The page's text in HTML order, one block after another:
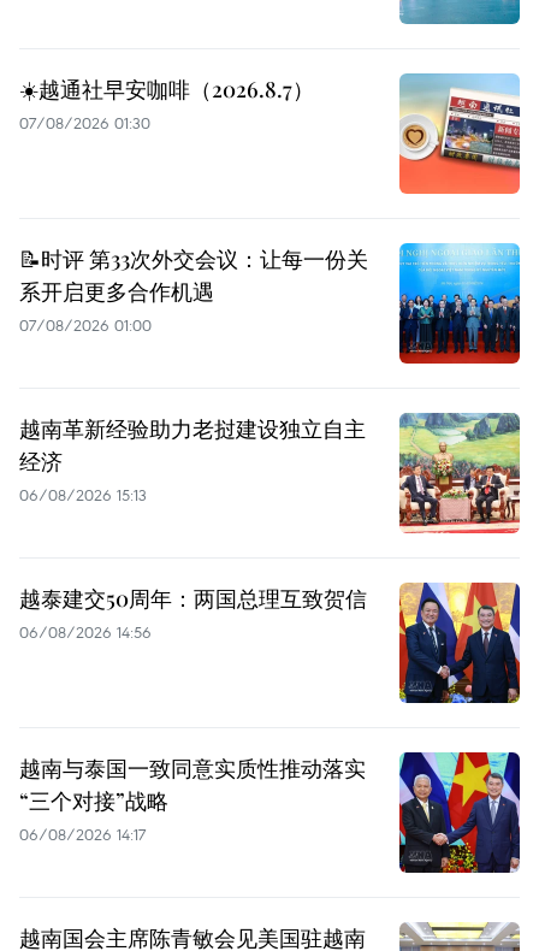
☀️越通社早安咖啡（2026.8.7）
07/08/2026 01:30
📝时评 第33次外交会议：让每一份关
系开启更多合作机遇
07/08/2026 01:00
越南革新经验助力老挝建设独立自主
经济
06/08/2026 15:13
越泰建交50周年：两国总理互致贺信
06/08/2026 14:56
越南与泰国一致同意实质性推动落实
“三个对接”战略
06/08/2026 14:17
越南国会主席陈青敏会见美国驻越南